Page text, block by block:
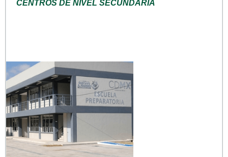
CENTROS DE NIVEL SECUNDARIA